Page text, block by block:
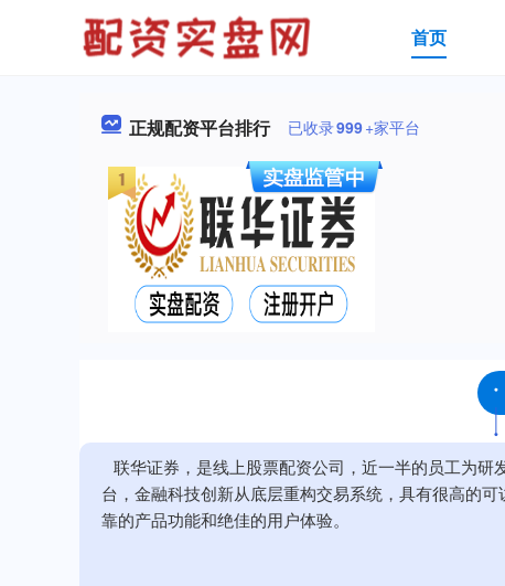
首页
正规配资平台排行 已收录999+家平台
联华证券，是线上股票配资公司，近一半的员工为
台，金融科技创新从底层重构交易系统，具有很高的
靠的产品功能和绝佳的用户体验。